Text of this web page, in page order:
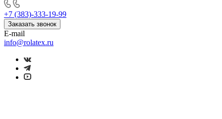
+7 (383)-333-19-99
Заказать звонок
E-mail
info@rolatex.ru